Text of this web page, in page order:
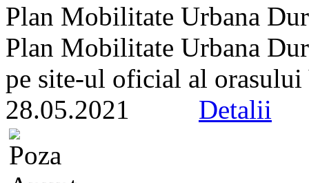
Plan Mobilitate Urbana
Plan Mobilitate Urbana
pe site-ul oficial al
28.05.2021 Detalii